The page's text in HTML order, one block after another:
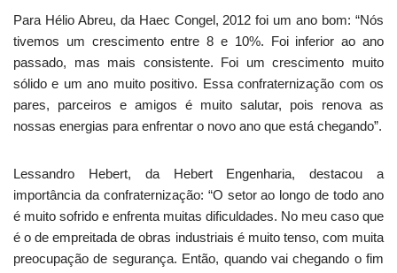
Para Hélio Abreu, da Haec Congel, 2012 foi um ano bom: “Nós
tivemos um crescimento entre 8 e 10%. Foi inferior ao ano
passado, mas mais consistente. Foi um crescimento muito
sólido e um ano muito positivo. Essa confraternização com os
pares, parceiros e amigos é muito salutar, pois renova as
nossas energias para enfrentar o novo ano que está chegando”.
Lessandro Hebert, da Hebert Engenharia, destacou a
importância da confraternização: “O setor ao longo de todo ano
é muito sofrido e enfrenta muitas dificuldades. No meu caso que
é o de empreitada de obras industriais é muito tenso, com muita
preocupação de segurança. Então, quando vai chegando o fim